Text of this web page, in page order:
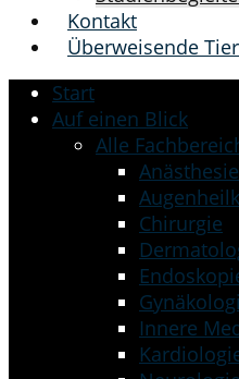
Kontakt
Überweisende
Start
Auf einen Blick
Alle
Anästhesie
Chirurgie
Innere